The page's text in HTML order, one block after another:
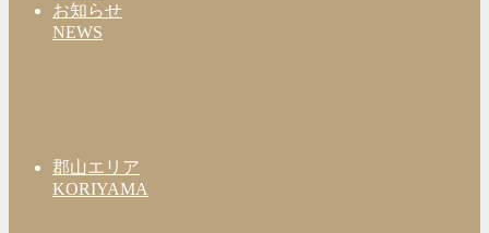
お知らせ
NEWS
郡山エリア
KORIYAMA